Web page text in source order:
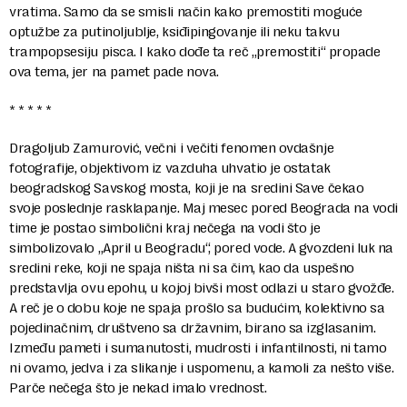
vratima. Samo da se smisli način kako premostiti moguće
optužbe za putinoljublje, ksiđipingovanje ili neku takvu
trampopsesiju pisca. I kako dođe ta reč „premostiti“ propade
ova tema, jer na pamet pade nova.
* * * * *
Dragoljub Zamurović, večni i večiti fenomen ovdašnje
fotografije, objektivom iz vazduha uhvatio je ostatak
beogradskog Savskog mosta, koji je na sredini Save čekao
svoje poslednje rasklapanje. Maj mesec pored Beograda na vodi
time je postao simbolični kraj nečega na vodi što je
simbolizovalo „April u Beogradu“, pored vode. A gvozdeni luk na
sredini reke, koji ne spaja ništa ni sa čim, kao da uspešno
predstavlja ovu epohu, u kojoj bivši most odlazi u staro gvožđe.
A reč je o dobu koje ne spaja prošlo sa budućim, kolektivno sa
pojedinačnim, društveno sa državnim, birano sa izglasanim.
Između pameti i sumanutosti, mudrosti i infantilnosti, ni tamo
ni ovamo, jedva i za slikanje i uspomenu, a kamoli za nešto više.
Parče nečega što je nekad imalo vrednost.